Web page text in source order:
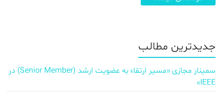
جدیدترین مطالب
سمینار مجازی «مسیر ارتقاء به عضویت ارشد (Senior Member) در
IEEE»